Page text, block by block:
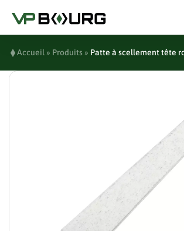
Accueil » Produits » Patte à scellement tête